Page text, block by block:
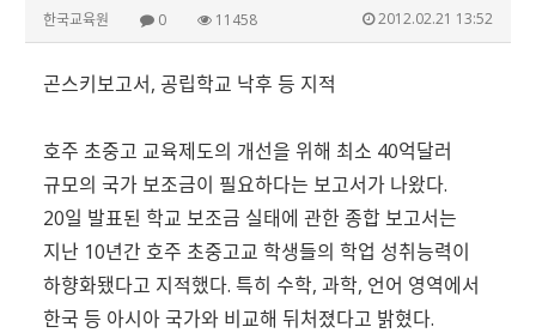
한국교육원 0 11458 2012.02.21 13:52
곤스키보고서, 공립학교 낙후 등 지적
호주 초중고 교육제도의 개선을 위해 최소 40억달러
규모의 국가 보조금이 필요하다는 보고서가 나왔다.
20일 발표된 학교 보조금 실태에 관한 종합 보고서는
지난 10년간 호주 초중고교 학생들의 학업 성취능력이
하향화됐다고 지적했다. 특히 수학, 과학, 언어 영역에서
한국 등 아시아 국가와 비교해 뒤처졌다고 밝혔다.